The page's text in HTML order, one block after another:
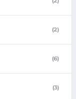
(2)
(6)
(3)